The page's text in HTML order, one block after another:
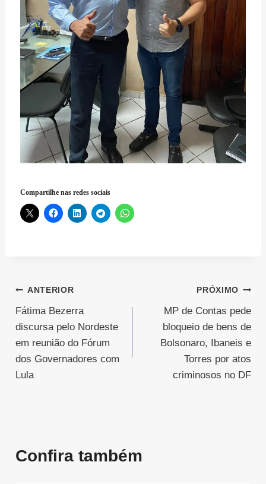
Compartilhe nas redes sociais
Navegação
de
Post
ANTERIOR
Fátima Bezerra
discursa pelo Nordeste
em reunião do Fórum
dos Governadores com
Lula
PRÓXIMO
MP de Contas pede
bloqueio de bens de
Bolsonaro, Ibaneis e
Torres por atos
criminosos no DF
Confira também